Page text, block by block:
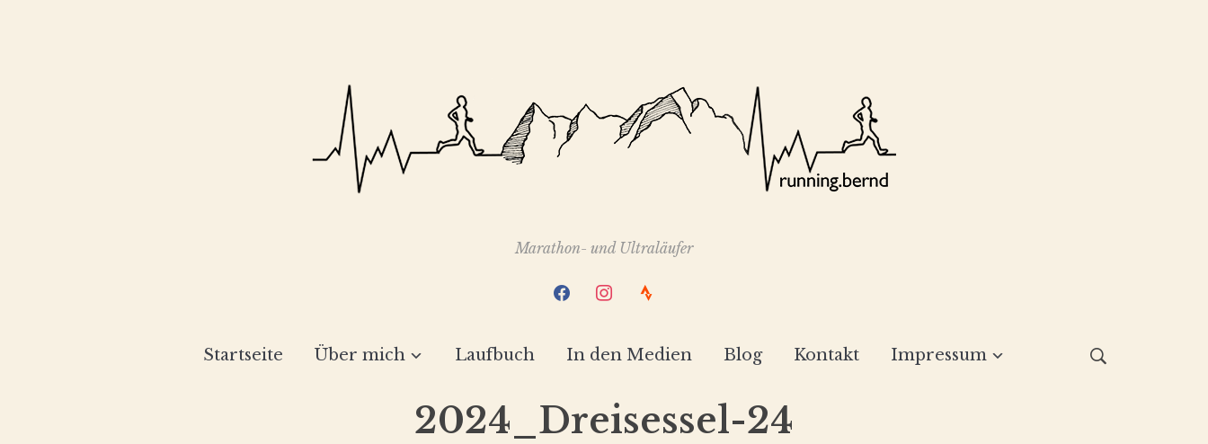
Marathon- und Ultraläufer
facebookinstagram
strava
Startseite Über mich Laufbuch In den Medien Blog Kontakt Impressum
2024_Dreisessel-24